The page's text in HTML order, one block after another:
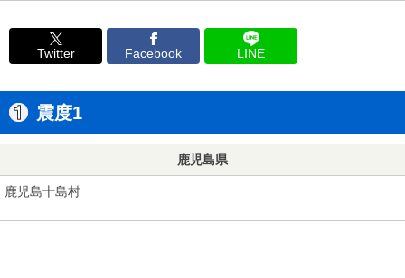
Twitter Facebook LINE
震度1
鹿児島県
鹿児島十島村